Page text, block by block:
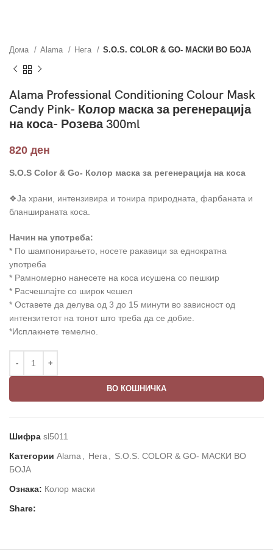
Дома Alama Нега S.O.S. COLOR & GO- МАСКИ ВО БОЈА
Alama Professional Conditioning Colour Mask
Candy Pink- Колор маска за регенерација
на коса- Розева 300ml
820 ден
S.O.S Color & Go- Колор маска за регенерација на коса
❖Ја храни, интензивира и тонира природната, фарбаната и
бланшираната коса.
Начин на употреба:
* По шампонирањето, носете ракавици за еднократна
употреба
* Рамномерно нанесете на коса исушена со пешкир
* Расчешлајте со широк чешел
* Оставете да делува од 3 до 15 минути во зависност од
интензитетот на тонот што треба да се добие.
*Исплакнете темелно.
ВО КОШНИЧКА
Шифра sl5011
Категории Alama Нега
S.O.S. COLOR & GO- МАСКИ ВО
БОЈА
Ознака: Колор маски
Share: